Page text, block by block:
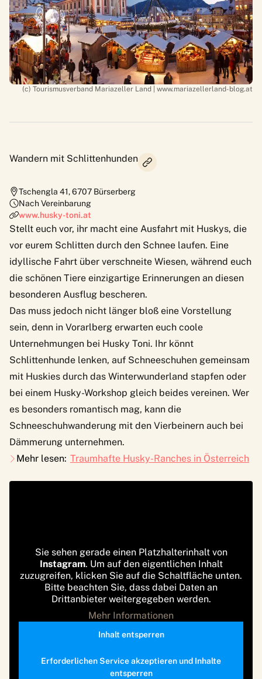
(c) Tourismusverband Mariazeller Land | www.mariazellerland-blog.at
Wandern mit Schlittenhunden
Tschengla 41,6707 Bürserberg
Nach Vereinbarung
www.husky-toni.at
Stellt euch vor, ihr macht eine Ausfahrt mit Huskys, die
vor eurem Schlitten durch den Schnee laufen. Eine
idyllische Fahrt über verschneite Wiesen, während euch
die schönen Tiere einzigartige Erinnerungen an diesen
besonderen Ausflug bescheren.
Das muss jedoch nicht länger bloß eine Vorstellung
sein, denn in Vorarlberg erwarten euch coole
Unternehmungen bei Husky Toni. Ihr könnt
Schlittenhunde lenken, auf Schneeschuhen gemeinsam
mit Huskies durch das Winterwunderland stapfen oder
bei einem Husky-Workshop gleich beides vereinen. Wer
es besonders romantisch mag, kann die
Schneeschuhwanderung mit den Vierbeinern auch bei
Dämmerung unternehmen.
Mehr lesen: Traumhafte Husky-Ranches in Österreich
Sie sehen gerade einen Platzhalterinhalt von
Instagram. Um auf den eigentlichen Inhalt
zuzugreifen, klicken Sie auf die Schaltfläche unten.
Bitte beachten Sie, dass dabei Daten an
Drittanbieter weitergegeben werden.
Mehr Informationen
Inhalt entsperren
Erforderlichen Service akzeptieren und Inhalte
entsperren